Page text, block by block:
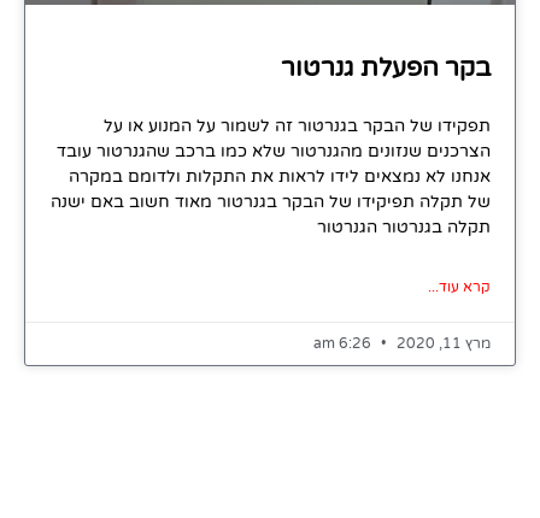
בקר הפעלת גנרטור
תפקידו של הבקר בגנרטור זה לשמור על המנוע או על
הצרכנים שנזונים מהגנרטור שלא כמו ברכב שהגנרטור עובד
אנחנו לא נמצאים לידו לראות את התקלות ולדומם במקרה
של תקלה תפיקידו של הבקר בגנרטור מאוד חשוב באם ישנה
תקלה בגנרטור הגנרטור
קרא עוד...
מרץ 11, 2020